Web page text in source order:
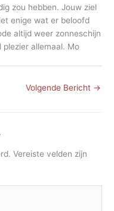
zou hebben. Jouw ziel
enige wat er beloofd
altijd weer zonneschijn
plezier allemaal. Mo
Volgende Bericht →
Vereiste velden zijn